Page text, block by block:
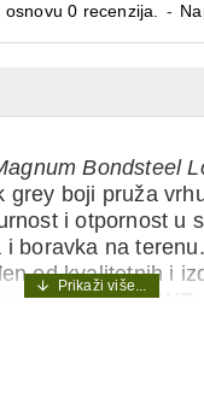
osnovu 0 recenzija. -
Bondsteel
grey boji pruža
i otpornost u
i boravka na
od kvalitetnih i
vodootpornom WP
nošenja.